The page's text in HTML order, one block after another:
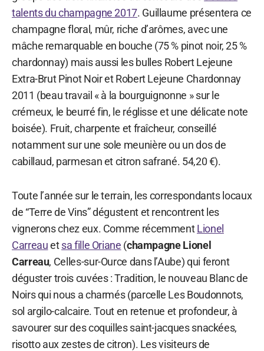
talents du champagne 2017. Guillaume présentera ce
champagne floral, mûr, riche d’arômes, avec une
mâche remarquable en bouche (75 % pinot noir, 25 %
chardonnay) mais aussi les bulles Robert Lejeune
Extra-Brut Pinot Noir et Robert Lejeune Chardonnay
2011 (beau travail « à la bourguignonne » sur le
crémeux, le beurré fin, le réglisse et une délicate note
boisée). Fruit, charpente et fraîcheur, conseillé
notamment sur une sole meunière ou un dos de
cabillaud, parmesan et citron safrané. 54,20 €).
Toute l’année sur le terrain, les correspondants locaux
de “Terre de Vins” dégustent et rencontrent les
vignerons chez eux. Comme récemmentLionel
Carreauetsa fille Oriane (champagne Lionel
Carreau, Celles-sur-Ource dans l’Aube) qui feront
déguster trois cuvées : Tradition, le nouveau Blanc de
Noirs qui nous a charmés (parcelle Les Boudonnots,
sol argilo-calcaire. Tout en retenue et profondeur, à
savourer sur des coquilles saint-jacques snackées,
risotto aux zestes de citron). Les visiteurs de